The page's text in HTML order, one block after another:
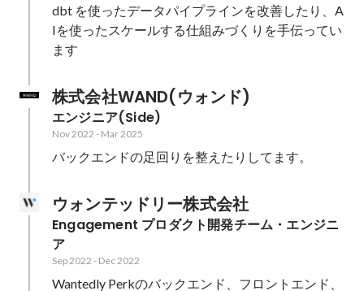
dbt を使ったデータパイプラインを改善したり、A
Iを使ったスケールする仕組みづくりを手伝ってい
ます
株式会社WAND(ウォンド)
エンジニア(Side)
Nov 2022 - Mar 2025
バックエンドの足回りを整えたりしてます。
ウォンテッドリー株式会社
Engagement プロダクト開発チーム・エンジニ
ア
Sep 2022 - Dec 2022
Wantedly Perkのバックエンド、フロントエンド、